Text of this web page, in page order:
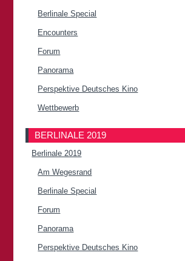
Berlinale Special
Encounters
Forum
Panorama
Perspektive Deutsches Kino
Wettbewerb
BERLINALE 2019
Berlinale 2019
Am Wegesrand
Berlinale Special
Forum
Panorama
Perspektive Deutsches Kino